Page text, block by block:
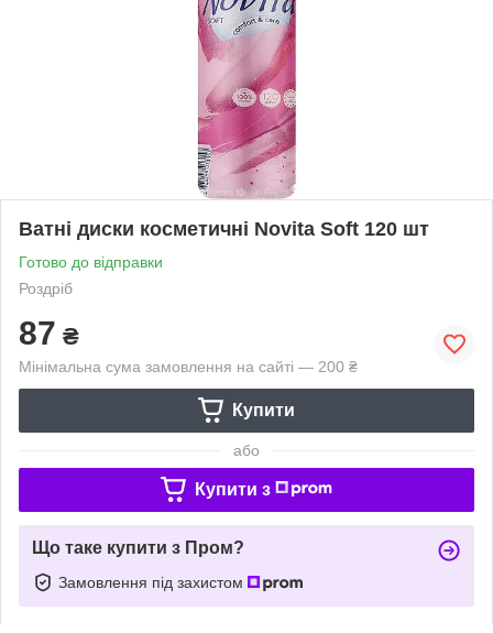
Ватні диски косметичні Novita Soft 120 шт
Готово до відправки
Роздріб
87 ₴
Мінімальна сума замовлення на сайті — 200 ₴
Купити
або
Купити з
Що таке купити з Пром?
Замовлення під захистом